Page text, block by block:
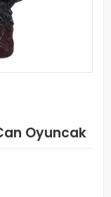
Oyuncak